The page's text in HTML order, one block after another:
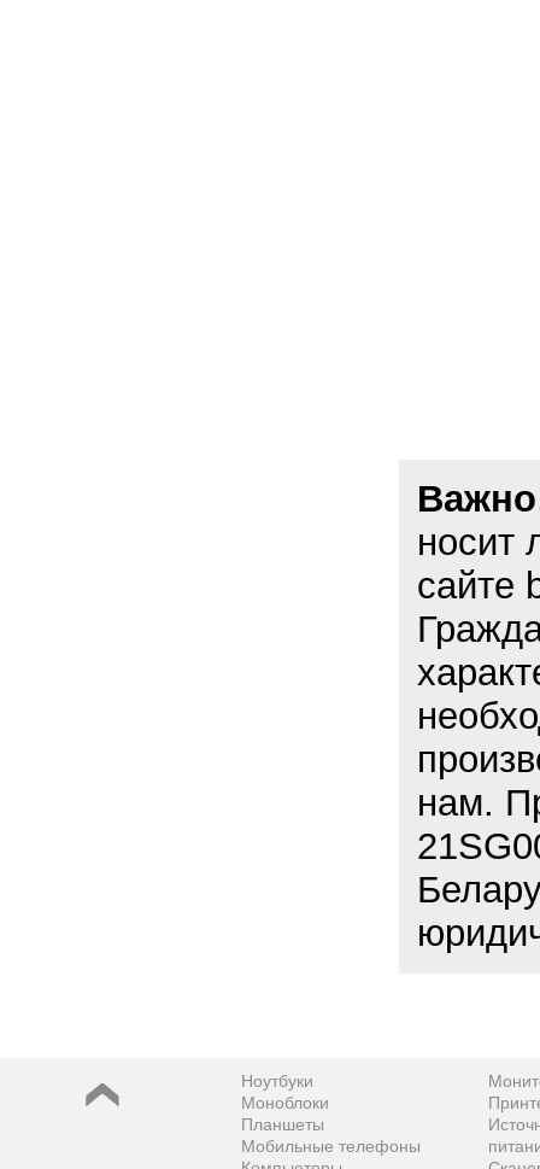
носит
сайте
нам.
Ноутбуки
Моноблоки
Планшеты
Мобильные телефоны